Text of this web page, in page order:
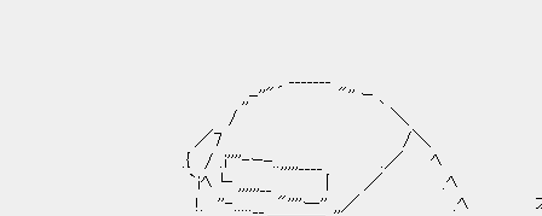
,,-''"´ "'' ｰ 、
/ ＼
／7 /＼
.{ / .i''''‐ｰ-..,,,,,____ .／ ﾍ
`iﾍ└ ,,,,,,__ 丨 ／ .ﾍ
!. ''‐.....__ "''''ー'' ,,／ .ﾍ 本編でシリアス